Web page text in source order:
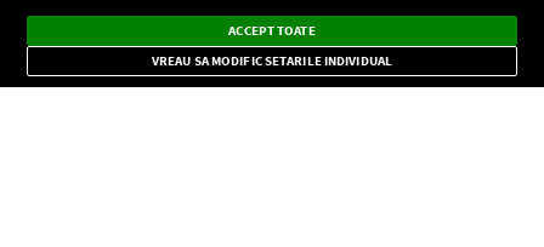
CONFIDENŢIALITATE
Dark
Mode
Radio live, podcasturi, știri și alerte
importante.
×
ACCEPT TOATE
VREAU SA MODIFIC SETARILE INDIVIDUAL